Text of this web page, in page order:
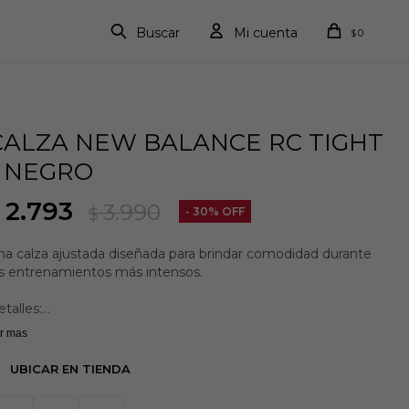
$0
NEW BALANCE RC TIGHT
2.793 $ 3.990 30
calza ajustada diseñada para brindar comodidad durante
entrenamientos más intensos.
tecnología de secado rápido NB DRY absorbe la humedad
en las costuras laterales
mas
UBICAR EN TIENDA